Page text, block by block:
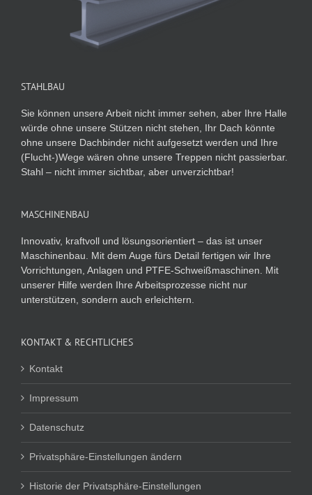
STAHLBAU
Sie können unsere Arbeit nicht immer sehen, aber Ihre Halle
würde ohne unsere Stützen nicht stehen, Ihr Dach könnte
ohne unsere Dachbinder nicht aufgesetzt werden und Ihre
(Flucht-)Wege wären ohne unsere Treppen nicht passierbar.
Stahl – nicht immer sichtbar, aber unverzichtbar!
MASCHINENBAU
Innovativ, kraftvoll und lösungsorientiert – das ist unser
Maschinenbau. Mit dem Auge fürs Detail fertigen wir Ihre
Vorrichtungen, Anlagen und PTFE-Schweißmaschinen. Mit
unserer Hilfe werden Ihre Arbeitsprozesse nicht nur
unterstützen, sondern auch erleichtern.
KONTAKT & RECHTLICHES
Kontakt
Impressum
Datenschutz
Privatsphäre-Einstellungen ändern
Historie der Privatsphäre-Einstellungen